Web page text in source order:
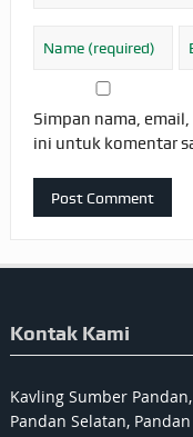
Simpan nama,
ini untuk komentar
Kontak Kami
Kavling Sumber
Pandan Selatan,